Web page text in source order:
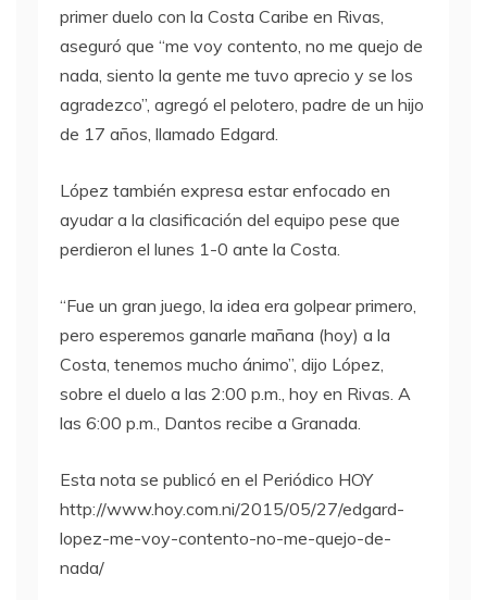
primer duelo con la Costa Caribe en Rivas,
aseguró que “me voy contento, no me quejo de
nada, siento la gente me tuvo aprecio y se los
agradezco”, agregó el pelotero, padre de un hijo
de 17 años, llamado Edgard.
López también expresa estar enfocado en
ayudar a la clasificación del equipo pese que
perdieron el lunes 1-0 ante la Costa.
“Fue un gran juego, la idea era golpear primero,
pero esperemos ganarle mañana (hoy) a la
Costa, tenemos mucho ánimo”, dijo López,
sobre el duelo a las 2:00 p.m., hoy en Rivas. A
las 6:00 p.m., Dantos recibe a Granada.
Esta nota se publicó en el Periódico HOY
http://www.hoy.com.ni/2015/05/27/edgard-
lopez-me-voy-contento-no-me-quejo-de-
nada/